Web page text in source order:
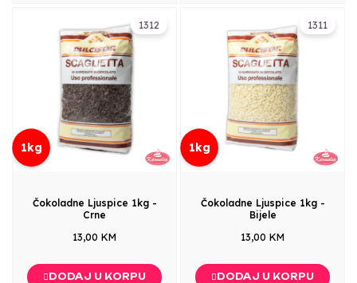
1312
1kg
Čokoladne Ljuspice 1kg -
Crne
13,00 KM
DODAJ U KORPU
1311
1kg
Čokoladne Ljuspice 1kg -
Bijele
13,00 KM
DODAJ U KORPU